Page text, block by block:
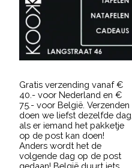
Gratis verzending vanaf €
40.- voor Nederland en €
75.- voor België. Verzenden
doen we liefst dezelfde dag,
als er iemand het pakketje
op de post kan doen!
Anders wordt het de
volgende dag op de post
gedaan! België duurt iets